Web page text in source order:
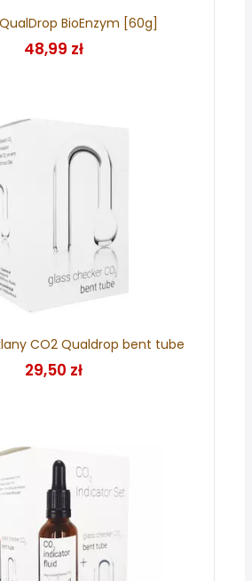
BioEnzym [60g]
48,99 zł
CO2 Qualdrop bent tube
29,50 zł